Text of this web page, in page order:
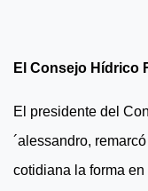
El Consejo Hídrico
El presidente del
´alessandro,
cotidiana la forma